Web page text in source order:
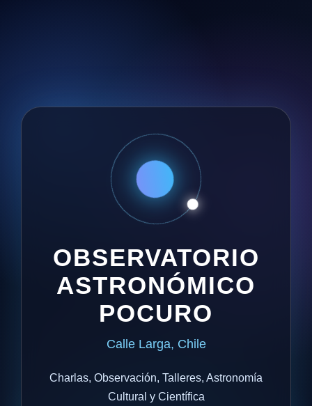
OBSERVATORIO
ASTRONÓMICO
POCURO
Calle Larga, Chile
Charlas, Observación, Talleres, Astronomía
Cultural y Científica